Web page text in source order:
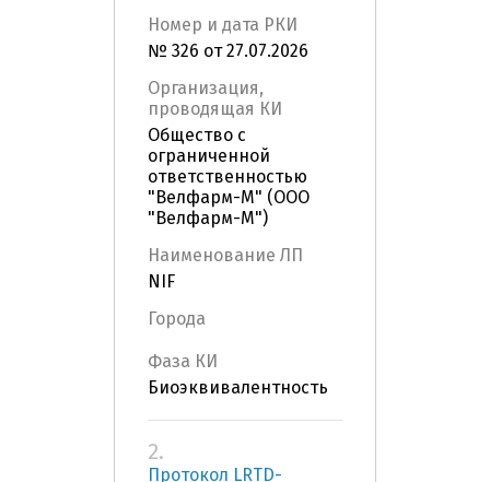
Номер и дата РКИ
№ 326 от 27.07.2026
Организация,
проводящая КИ
Общество с
ограниченной
ответственностью
"Велфарм-М" (ООО
"Велфарм-М")
Наименование ЛП
NIF
Города
Фаза КИ
Биоэквивалентность
2.
Протокол LRTD-